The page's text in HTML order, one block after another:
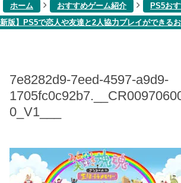
ホーム おすすめゲーム紹介 PS5お
新版】PS5で恋人や友達と2人協力プレイができる
7e8282d9-7eed-4597-a9d9-
0_V1___